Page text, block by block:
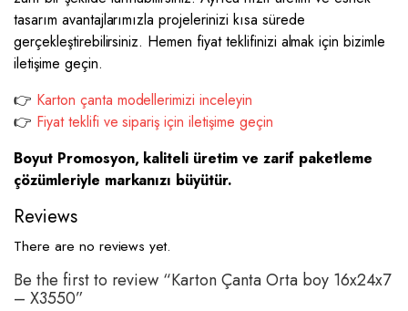
tasarım avantajlarımızla projelerinizi kısa sürede
gerçekleştirebilirsiniz. Hemen fiyat teklifinizi almak için bizimle
iletişime geçin.
👉 Karton çanta modellerimizi inceleyin
👉 Fiyat teklifi ve sipariş için iletişime geçin
Boyut Promosyon, kaliteli üretim ve zarif paketleme
çözümleriyle markanızı büyütür.
Reviews
There are no reviews yet.
Be the first to review “Karton Çanta Orta boy 16x24x7
– X3550”